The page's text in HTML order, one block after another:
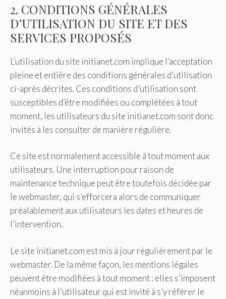
2. CONDITIONS GÉNÉRALES
D’UTILISATION DU SITE ET DES
SERVICES PROPOSÉS
L’utilisation du site initianet.com implique l’acceptation
pleine et entière des conditions générales d’utilisation
ci-après décrites. Ces conditions d’utilisation sont
susceptibles d’être modifiées ou complétées à tout
moment, les utilisateurs du site initianet.com sont donc
invités à les consulter de manière régulière.
Ce site est normalement accessible à tout moment aux
utilisateurs. Une interruption pour raison de
maintenance technique peut être toutefois décidée par
le webmaster, qui s’efforcera alors de communiquer
préalablement aux utilisateurs les dates et heures de
l’intervention.
Le site initianet.com est mis à jour régulièrement par le
webmaster. De la même façon, les mentions légales
peuvent être modifiées à tout moment : elles s’imposent
néanmoins à l’utilisateur qui est invité à s’y référer le